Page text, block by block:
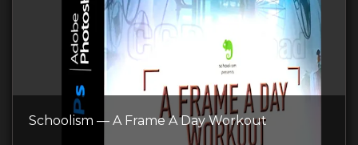
Schoolism — A Frame A Day Workout